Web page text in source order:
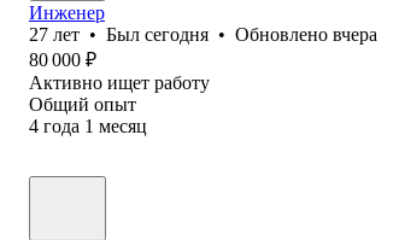
Инженер
27 лет • Был сегодня • Обновлено вчера
80 000 ₽
Активно ищет работу
Общий опыт
4 года 1 месяц